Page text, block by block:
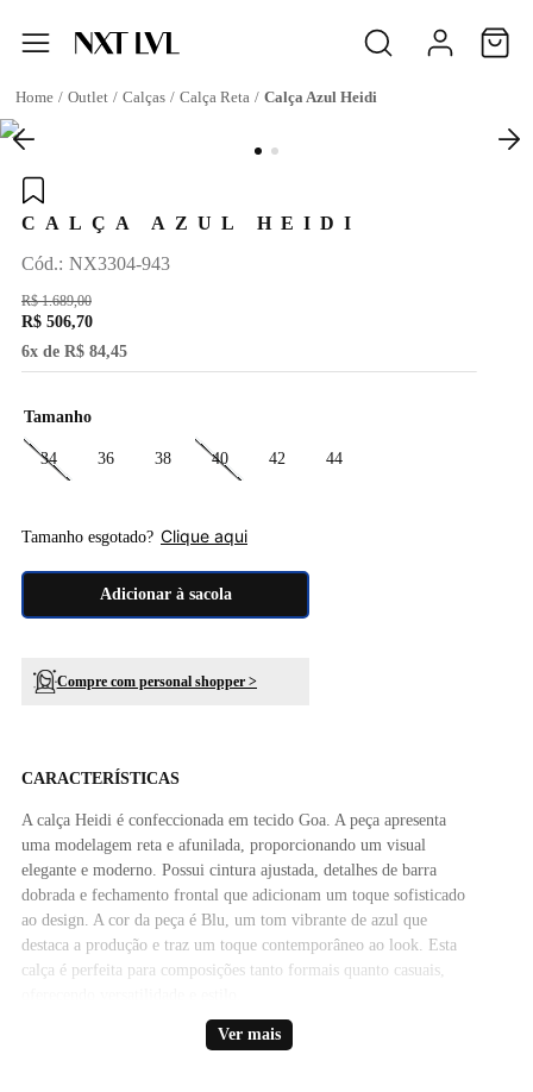
Outlet Calças Calça Reta Calça Azul Heidi
CALÇA AZUL HEIDI
: NX3304-943
R$ 1.689,00
R$ 506,70
6x de R$ 84,45
Tamanho
34 36 38 40 42 44
Tamanho esgotado? Clique aqui
Adicionar à sacola
Compre com personal shopper >
CARACTERÍSTICAS
A calça Heidi é confeccionada em tecido Goa. A peça apresenta
uma modelagem reta e afunilada, proporcionando um visual
elegante e moderno. Possui cintura ajustada, detalhes de barra
dobrada e fechamento frontal que adicionam um toque sofisticado
ao design. A cor da peça é Blu, um tom vibrante de azul que
destaca a produção e traz um toque contemporâneo ao look. Esta
calça é perfeita para composições tanto formais quanto casuais,
Composição:71% ACETATO 29% VISCOSE
Ver mais